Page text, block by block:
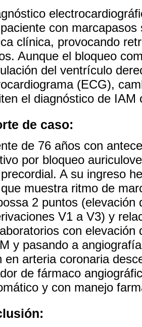
con
clínica, provocando
Aunque el bloqueo
del ventrículo
(ECG),
el diagnóstico de IAM
de caso:
de 76 años con
por bloqueo
A su ingreso
muestra ritmo de
2 puntos
V1 a V3) y
con elevación
y pasando a
en arteria coronaria
de fármaco
y con manejo